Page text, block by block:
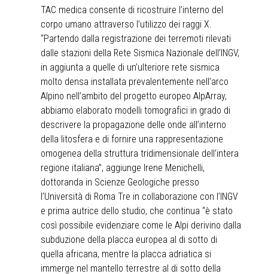
TAC medica consente di ricostruire l’interno del
corpo umano attraverso l’utilizzo dei raggi X.
“Partendo dalla registrazione dei terremoti rilevati
dalle stazioni della Rete Sismica Nazionale dell’INGV,
in aggiunta a quelle di un’ulteriore rete sismica
molto densa installata prevalentemente nell’arco
Alpino nell’ambito del progetto europeo AlpArray,
abbiamo elaborato modelli tomografici in grado di
descrivere la propagazione delle onde all’interno
della litosfera e di fornire una rappresentazione
omogenea della struttura tridimensionale dell’intera
regione italiana”, aggiunge Irene Menichelli,
dottoranda in Scienze Geologiche presso
l’Università di Roma Tre in collaborazione con l’INGV
e prima autrice dello studio, che continua “è stato
così possibile evidenziare come le Alpi derivino dalla
subduzione della placca europea al di sotto di
quella africana, mentre la placca adriatica si
immerge nel mantello terrestre al di sotto della